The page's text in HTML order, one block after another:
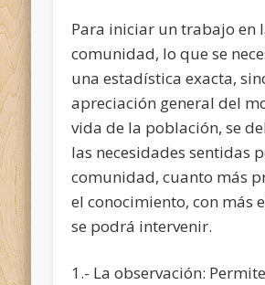
Para iniciar un trabajo en
comunidad, lo que se
una estadística exacta,
apreciación general del
vida de la población, se
las necesidades sentidas
comunidad, cuanto más
el conocimiento, con más
se podrá intervenir.
1.- La observación: